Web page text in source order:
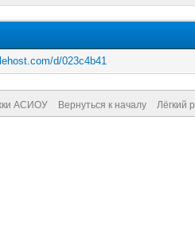
d/023c4b41
АСИОУ Вернуться к началу Лёгкий